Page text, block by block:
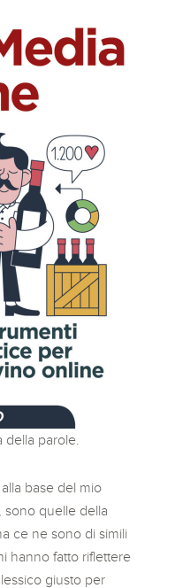
della parole.
base del mio
, sono quelle della
ce ne sono di simili
hanno fatto riflettere
giusto per